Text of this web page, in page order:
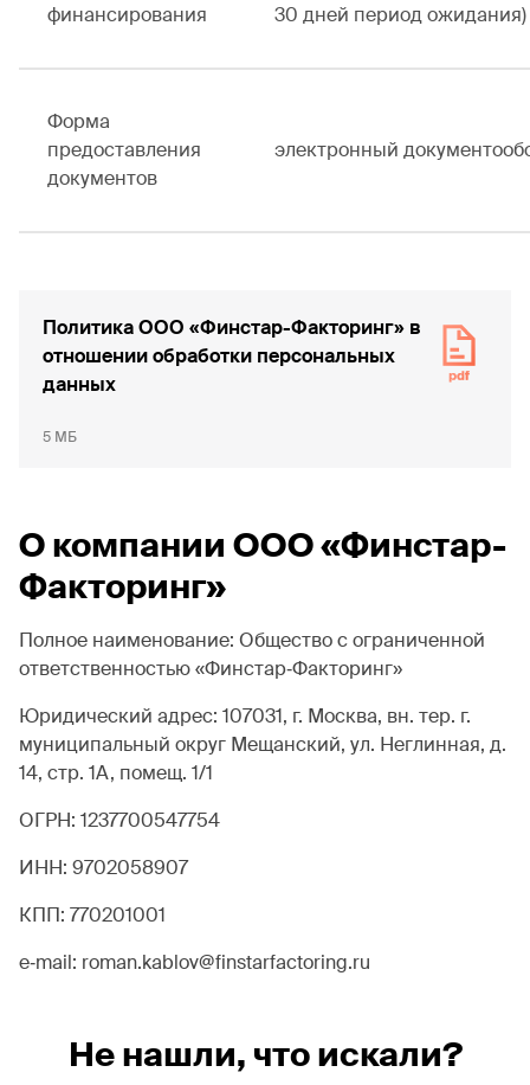
финансирования
30 дней период ожидания)
Форма
предоставления
документов
электронный
Политика ООО «Финстар-Факторинг» в
отношении обработки персональных
данных
5 МБ
О компании ООО «Финстар-
Факторинг»
Полное наименование: Общество с ограниченной
ответственностью «Финстар‐Факторинг»
Юридический адрес: 107031, г. Москва, вн. тер. г.
муниципальный округ Мещанский, ул. Неглинная, д.
14, стр. 1А, помещ. 1/1
ОГРН: 1237700547754
ИНН: 9702058907
КПП: 770201001
e‐mail: roman.kablov@finstarfactoring.ru
Не нашли, что искали?